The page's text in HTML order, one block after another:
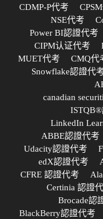
CDMP-P代考
NSE代考
Power BI認證代考
CIPM认证代考
MUET代考
CMQ代
Snowflake認證代
canadian
LinkedIn
ABBE認證代考
Udacity認證代考
edX認證代考
CFRE 認證代考
Certinia 認證
Brocade認
BlackBerry認證代考